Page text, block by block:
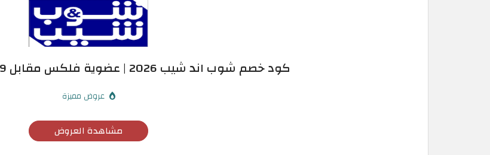
كود خصم شوب اند شيب 2026 | عضوية فلكس مقابل 169 ريال سعودي فقط
عروض مميزة
مشاهدة العروض